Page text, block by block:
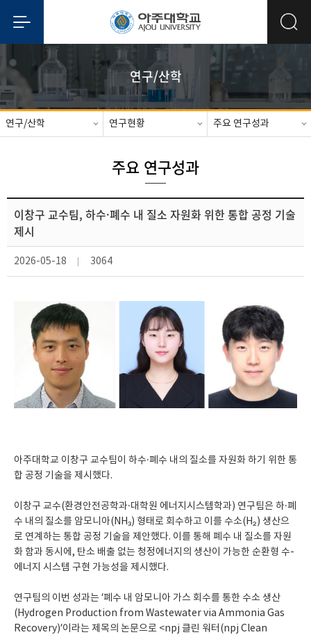
연구/산학
연구/산학 연구현황 주요 연구성과
주요 연구성과
이창구 교수팀, 하수·폐수 내 질소 자원화 위한 통합 공정 기술
제시
2026-05-18 3064
아주대학교 이창구 교수팀이 하수·폐수 내의 질소를 자원화 하기 위한 통
합 공정 기술을 제시했다.
이창구 교수(환경안전공학과·대학원 에너지시스템학과) 연구팀은 하·폐
수 내의 질소를 암모니아(NH₃) 형태로 회수하고 이를 수소(H₂) 생산으
로 연계하는 통합 공정 기술을 제안했다. 이를 통해 폐수 내 질소를 자원
화 함과 동시에, 탄소 배출 없는 청정에너지의 생산이 가능한 순환형 수-
에너지 시스템 구현 가능성을 제시했다.
연구팀의 이번 성과는 ‘폐수 내 암모니아 가스 회수를 통한 수소 생산
(Hydrogen Production from Wastewater via Ammonia Gas
Recovery)’이라는 제목의 논문으로 <npj 클린 워터(npj Clean